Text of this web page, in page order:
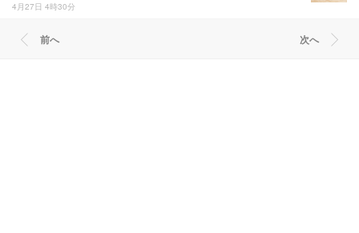
4月27日 4時30分
前へ 次へ